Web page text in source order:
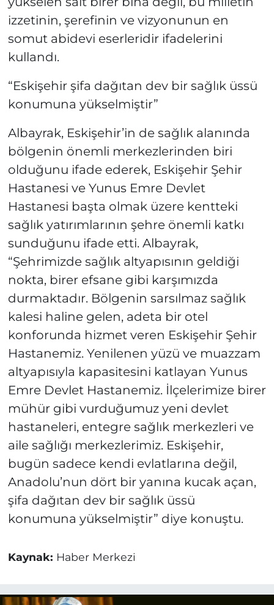
izzetinin, şerefinin ve vizyonunun en
somut abidevi eserleridir ifadelerini
kullandı.
“Eskişehir şifa dağıtan dev bir sağlık üssü
konumuna yükselmiştir”
Albayrak, Eskişehir’in de sağlık alanında
bölgenin önemli merkezlerinden biri
olduğunu ifade ederek, Eskişehir Şehir
Hastanesi ve Yunus Emre Devlet
Hastanesi başta olmak üzere kentteki
sağlık yatırımlarının şehre önemli katkı
sunduğunu ifade etti. Albayrak,
“Şehrimizde sağlık altyapısının geldiği
nokta, birer efsane gibi karşımızda
durmaktadır. Bölgenin sarsılmaz sağlık
kalesi haline gelen, adeta bir otel
konforunda hizmet veren Eskişehir Şehir
Hastanemiz. Yenilenen yüzü ve muazzam
altyapısıyla kapasitesini katlayan Yunus
Emre Devlet Hastanemiz. İlçelerimize birer
mühür gibi vurduğumuz yeni devlet
hastaneleri, entegre sağlık merkezleri ve
aile sağlığı merkezlerimiz. Eskişehir,
bugün sadece kendi evlatlarına değil,
Anadolu’nun dört bir yanına kucak açan,
şifa dağıtan dev bir sağlık üssü
konumuna yükselmiştir” diye konuştu.
Kaynak: Haber Merkezi